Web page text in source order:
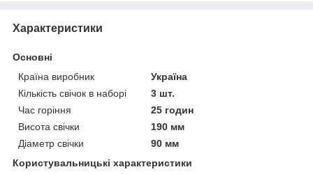
Характеристики
Основні
Країна виробник
Україна
Кількість свічок в наборі
3 шт.
Час горіння
25 годин
Висота свічки
190 мм
Діаметр свічки
90 мм
Користувальницькі характеристики